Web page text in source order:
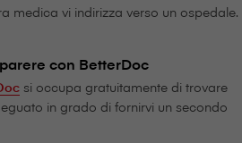
medica vi indirizza verso un ospedale.
con BetterDoc
si occupa gratuitamente di trovare
in grado di fornirvi un secondo